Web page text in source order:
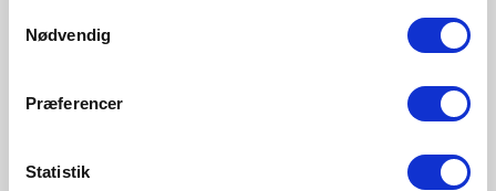
Nødvendig
Præferencer
Statistikgælder rustangreb med gennemtæring og er gældende